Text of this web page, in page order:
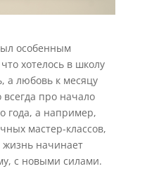
особенным
хотелось в школу
а любовь к месяцу
всегда про начало
года, а например,
мастер-классов,
жизнь начинает
с новыми силами.